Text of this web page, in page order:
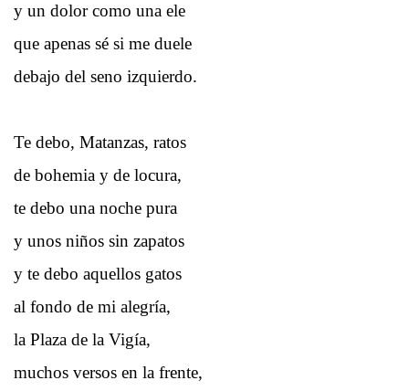
y un dolor como una ele
que apenas sé si me duele
debajo del seno izquierdo.
Te debo, Matanzas, ratos
de bohemia y de locura,
te debo una noche pura
y unos niños sin zapatos
y te debo aquellos gatos
al fondo de mi alegría,
la Plaza de la Vigía,
muchos versos en la frente,